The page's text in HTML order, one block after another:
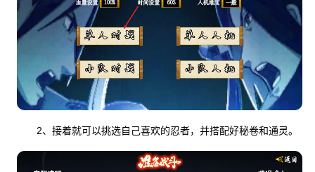
2、接着就可以挑选自己喜欢的忍者，并搭配好秘卷和通灵。